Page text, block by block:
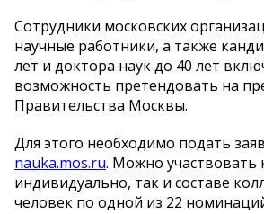
Сотрудники московских
научные работники, а также
лет и доктора наук до 40 лет
возможность претендовать на
Правительства Москвы.
Для этого необходимо подать
nauka.mos.ru. Можно участвовать
индивидуально, так и составе
человек по одной из 22